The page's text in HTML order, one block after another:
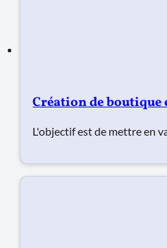
Création de boutique
L'objectif est de mettre en